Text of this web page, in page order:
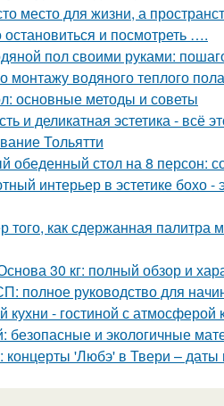
место для жизни, а
остановиться и посмотреть ….
пол своими руками:
монтажу водяного теплого
основные методы и советы
и деликатная эстетика -
Тольятти
обеденный стол на 8 персон:
интерьер в эстетике бохо -
того, как сдержанная
30 кг: полный обзор и
полное руководство для
- гостиной с атмосферой
безопасные и экологичные
'Любэ' в Твери – даты